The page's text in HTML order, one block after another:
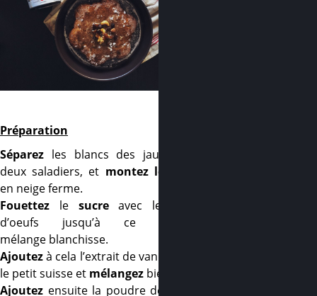
Préparation
Séparez les blancs des jaunes dans
deux saladiers, et montez les blancs
en neige ferme.
Fouettez le sucreavec les jaunes
d’oeufs jusqu’à ce que le
mélange blanchisse.
Ajoutezà cela l’extrait de vanille, l’huile,
le petit suisse et mélangez bien.
Ajoutez ensuite la poudre de noisette